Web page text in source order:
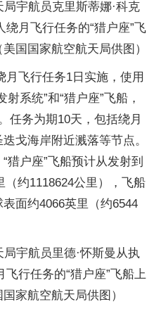
宇航员克里斯蒂娜·科克
绕月飞行任务的“猎户座”飞
国国家航空航天局供图）
月飞行任务1日实施，使用
系统”和“猎户座”飞船，
任务为期10天，包括绕月
戈海岸附近溅落等节点。
猎户座”飞船预计从发射到
约1118624公里），飞船
面约4066英里（约6544
宇航员里德·怀斯曼从执
飞行任务的“猎户座”飞船上
家航空航天局供图）